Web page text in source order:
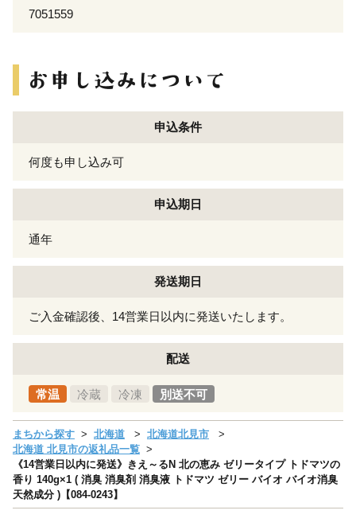
7051559
申込条件
何度も申し込み可
申込期日
通年
発送期日
ご入金確認後、14営業日以内に発送いたします。
配送
常温 冷蔵 冷凍 別送不可
まちから探す 北海道
北海道北見市
北海道 北見市の返礼品一覧
《14営業日以内に発送》きえ～るN 北の恵み ゼリータイプ トドマツの
香り 140g×1 ( 消臭 消臭剤 消臭液 トドマツ ゼリー バイオ バイオ消臭
天然成分 )【084-0243】